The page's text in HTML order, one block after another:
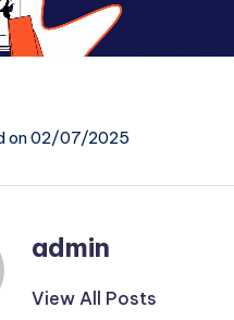
on 02/07/2025
admin
View All Posts